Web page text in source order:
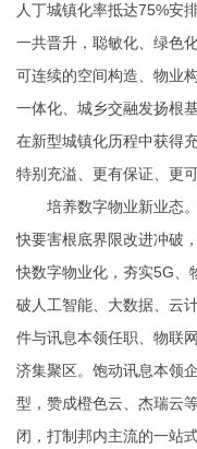
人丁城镇化率抵达75%安
一共晋升，聪敏化、绿色
可连续的空间构造、物业
一体化、城乡交融发扬根
在新型城镇化历程中获得
特别充溢、更有保证、更可
培养数字物业新业态。
快要害根底界限改进冲破
快数字物业化，夯实5G、
破人工智能、大数据、云
件与讯息本领任职、物联
济集聚区。饱动讯息本领
型，赞成橙色云、杰瑞云
闭，打制邦内主流的一站